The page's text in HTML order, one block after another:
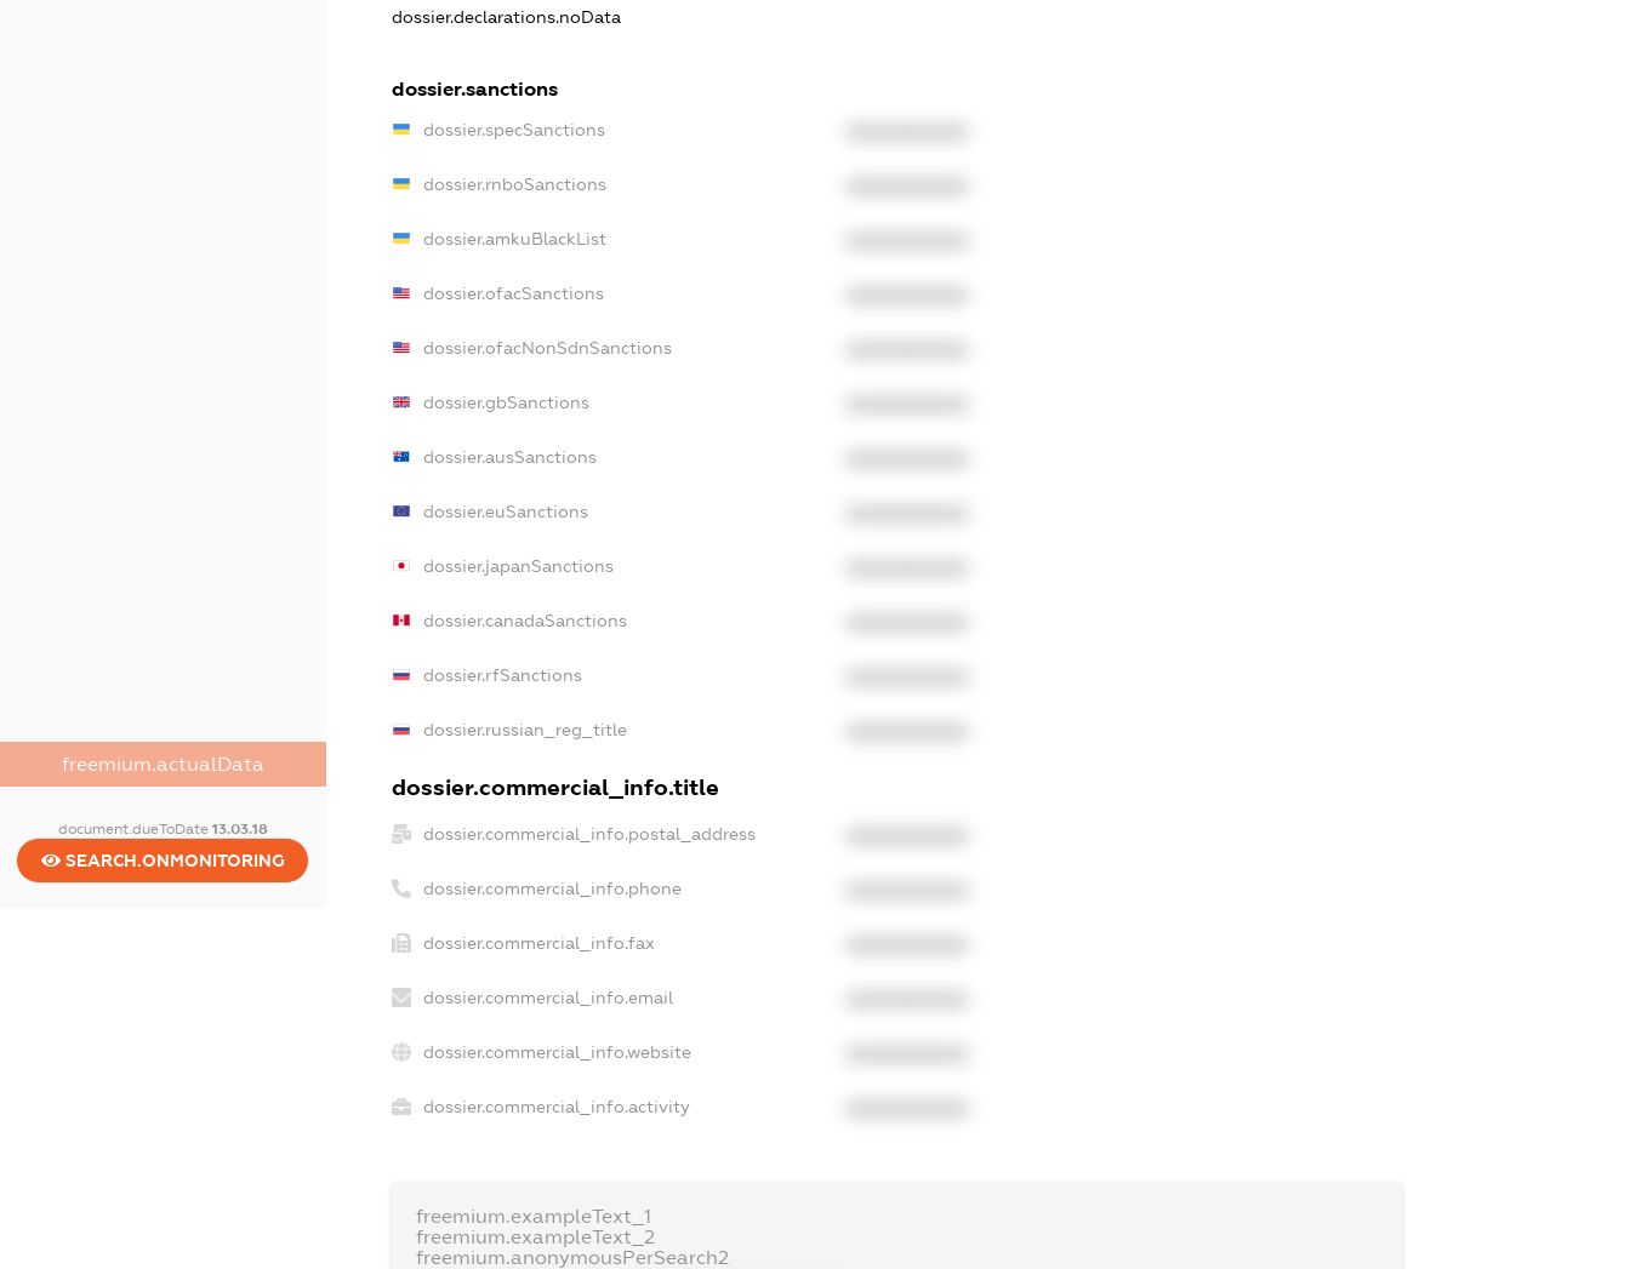
freemium.actualData
document.dueToDate 13.03.18
SEARCH.ONMONITORING
dossier.declarations.noData
dossier.sanctions
dossier.specSanctions
dossier.rnboSanctions
dossier.amkuBlackList
dossier.ofacSanctions
dossier.ofacNonSdnSanctions
dossier.gbSanctions
dossier.ausSanctions
dossier.euSanctions
dossier.japanSanctions
dossier.canadaSanctions
dossier.rfSanctions
dossier.russian_reg_title
dossier.commercial_info.title
dossier.commercial_info.postal_address
dossier.commercial_info.phone
dossier.commercial_info.fax
dossier.commercial_info.email
dossier.commercial_info.website
dossier.commercial_info.activity
freemium.exampleText_1
freemium.exampleText_2
freemium.anonymousPerSearch2